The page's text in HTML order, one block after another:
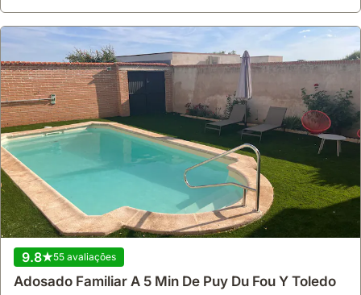
9.8 55 avaliações
Adosado Familiar A 5 Min De Puy Du Fou Y Toledo